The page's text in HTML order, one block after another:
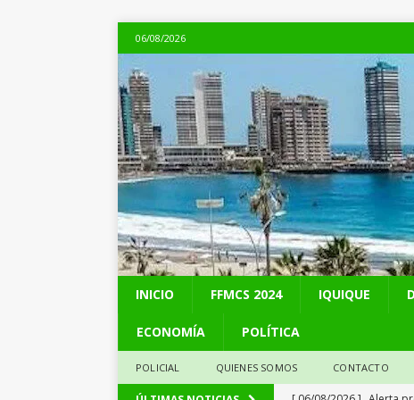
06/08/2026
INICIO FFMCS 2024 IQUIQUE
ECONOMÍA POLÍTICA
POLICIAL QUIENES SOMOS CONTACTO